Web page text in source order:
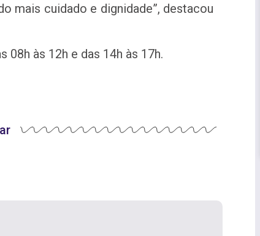
mais cuidado e dignidade”, destacou
08h às 12h e das 14h às 17h.